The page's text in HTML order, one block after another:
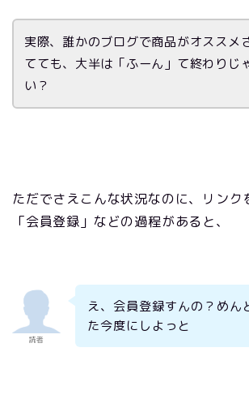
実際、誰かのブログで商品がオススメ
てても、大半は「ふーん」て終わりじ
い？
ただでさえこんな状況なのに、リンク
「会員登録」などの過程があると、
読者
え、会員登録すんの？めん
た今度にしよっと